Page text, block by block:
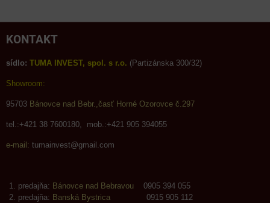
KONTAKT
sídlo: TUMA INVEST, spol. s r.o. (Partizánska 300/32)
Showroom:
95703 Bánovce nad Bebr.,časť Horné Ozorovce č.297
tel.:+421 38 7600180, mob.:+421 905 394055
e-mail: tumainvest@gmail.com
predajňa: Bánovce nad Bebravou 0905 394 055
predajňa: Banská Bystrica 0915 905 112